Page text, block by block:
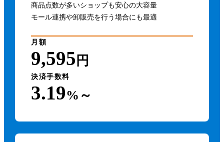
商品点数が多いショップも安心の大容量
モール連携や卸販売を行う場合にも最適
月額
9,595 円
決済手数料
3.19%～